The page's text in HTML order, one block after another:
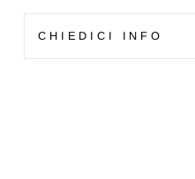
CHIEDICI INFO